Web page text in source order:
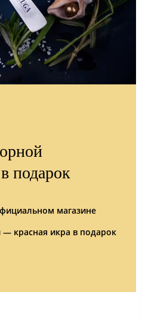
подарок
магазине
красная икра в подарок